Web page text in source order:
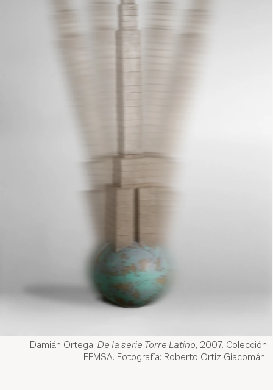
Damián Ortega, De la serie Torre Latino, 2007. Colección
FEMSA. Fotografía: Roberto Ortiz Giacomán.